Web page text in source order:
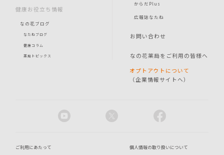
健康お役立ち情報
なの花ブログ
なたねブログ
健康コラム
薬局トピックス
からだPlus
広報誌なたね
お問い合わせ
なの花薬局をご利用の皆様へ
オプトアウトについて
（企業情報サイトへ）
ご利用にあたって 個人情報の取り扱いについて